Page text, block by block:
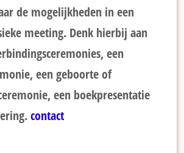
de mogelijkheden in een
meeting. Denk hierbij aan
een
een geboorte of
een boekpresentatie
contact